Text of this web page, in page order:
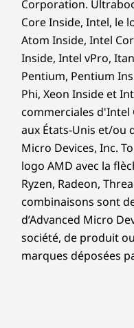
Corporation.
Core Inside, Intel, le
Atom Inside, Intel
Inside, Intel vPro,
Pentium, Pentium
Phi, Xeon Inside et
commerciales d'Intel
aux États-Unis et/ou
Micro Devices, Inc.
logo AMD avec la
Ryzen, Radeon,
combinaisons sont
d’Advanced Micro
société, de produit
marques déposées